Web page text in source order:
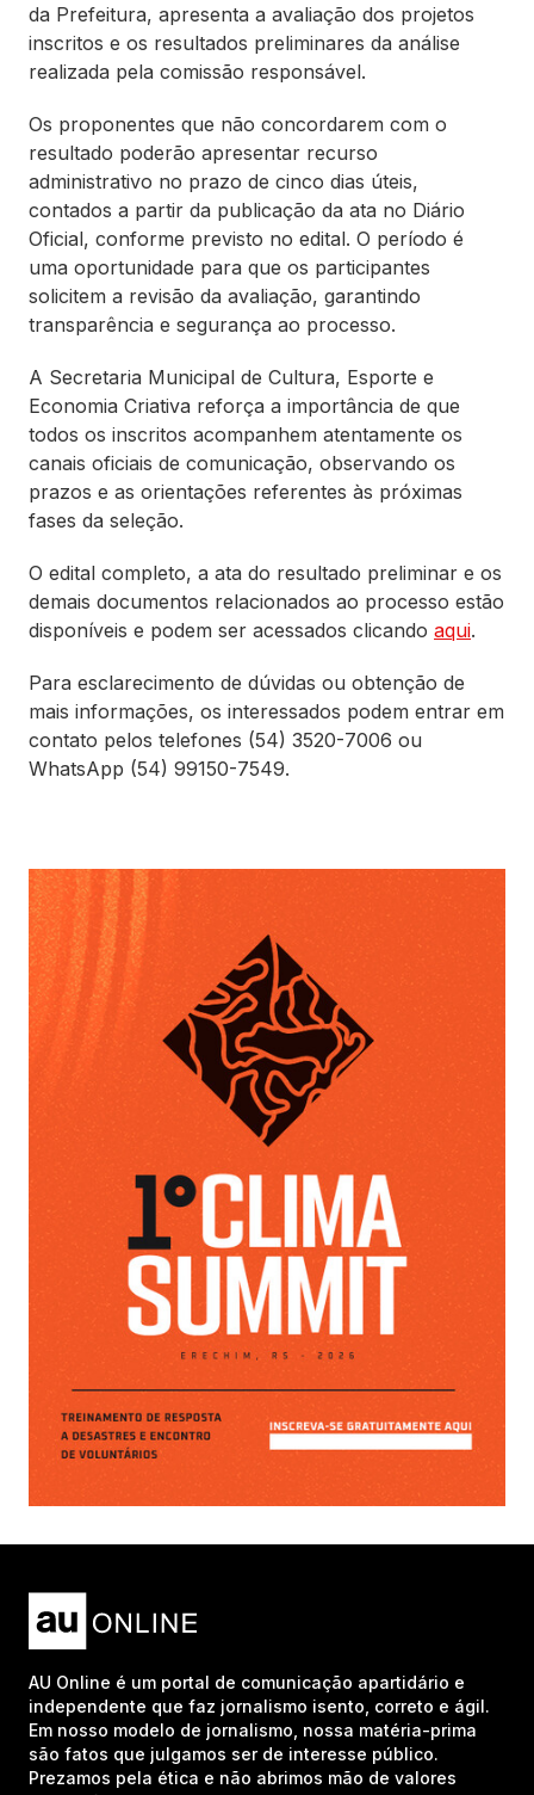
da Prefeitura, apresenta a avaliação dos projetos
inscritos e os resultados preliminares da análise
realizada pela comissão responsável.
Os proponentes que não concordarem com o
resultado poderão apresentar recurso
administrativo no prazo de cinco dias úteis,
contados a partir da publicação da ata no Diário
Oficial, conforme previsto no edital. O período é
uma oportunidade para que os participantes
solicitem a revisão da avaliação, garantindo
transparência e segurança ao processo.
A Secretaria Municipal de Cultura, Esporte e
Economia Criativa reforça a importância de que
todos os inscritos acompanhem atentamente os
canais oficiais de comunicação, observando os
prazos e as orientações referentes às próximas
fases da seleção.
O edital completo, a ata do resultado preliminar e os
demais documentos relacionados ao processo estão
disponíveis e podem ser acessados clicando aqui.
Para esclarecimento de dúvidas ou obtenção de
mais informações, os interessados podem entrar em
contato pelos telefones (54) 3520-7006 ou
WhatsApp (54) 99150-7549.
AU Online é um portal de comunicação apartidário e
independente que faz jornalismo isento, correto e ágil.
Em nosso modelo de jornalismo, nossa matéria-prima
são fatos que julgamos ser de interesse público.
Prezamos pela ética e não abrimos mão de valores